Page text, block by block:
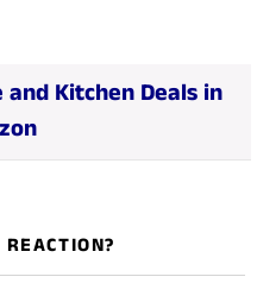
Kitchen Deals in